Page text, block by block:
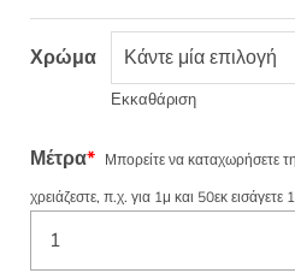
Χρώμα
Εκκαθάριση
Μέτρα* Μπορείτε να καταχωρήσετε
χρειάζεστε, π.χ. για 1μ και 50εκ εισάγετε